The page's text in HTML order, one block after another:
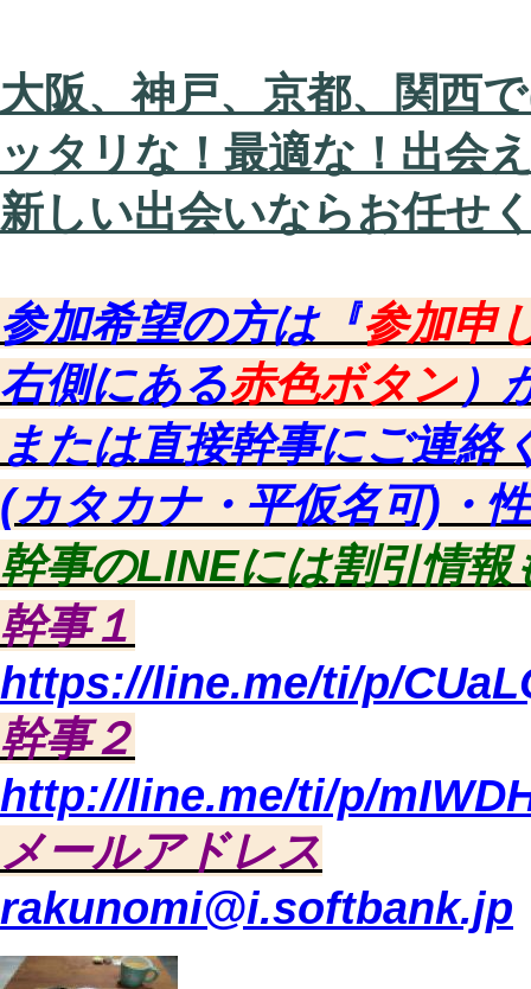
大阪、神戸、京都、関西
ッタリな！最適な！出会
新しい出会いならお任せ
参加希望の方は『参加申
右側にある赤色ボタン ）
または直接幹事にご連絡
(カタカナ・平仮名可)・
幹事のLINEには割引情
幹事１
https://line.me/ti/p/
幹事２
http://line.me/ti/p/
メールアドレス
rakunomi@i.softbank.jp